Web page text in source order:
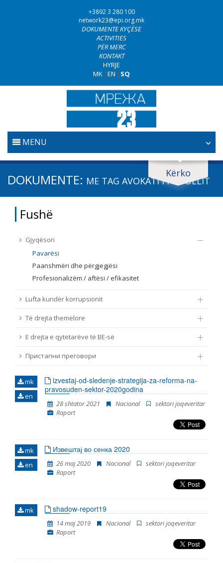
+3892 3 280 100
network23@epi.org.mk
DOKUMENTE KYÇËSE
ACTIVITIES
PËR MERC
KONTAKT
HYRJE
MK |EN | SQ
MENU
FILLESTARE
LUFTA KUNDËR KORRUPSIONIT
TË DREJTA THEMELORE
Kërko
Kërko dokumente
Fushë / lëmi
Nën burim
Tag
Nga rrjeti 23
Data e shpalljes
Emër, përshkrim ose fjalen
DOKUMENTE: ME TAG AVOKATI I POPULLIT
Fushë
Gjyqësori
Pavarësi
Paanshmëri dhe përgjegjësi
Profesionalizëm / aftësi / efikasitet
Lufta kundër korrupsionit
Të drejta themelore
E drejta e qytetarëve të BE-së
Пристапни преговори
mk
en
izvestaj-od-sledenje-strategija-za-reforma-na-
pravosuden-sektor-2020godina
28 shtator 2021 Nacional
sektori joqeveritar
Raport
mk
en
Извештај во сенка 2020
26 maj 2020 Nacional
sektori joqeveritar
Raport
mk shadow-report19
14 maj 2019 Nacional
sektori joqeveritar
Raport